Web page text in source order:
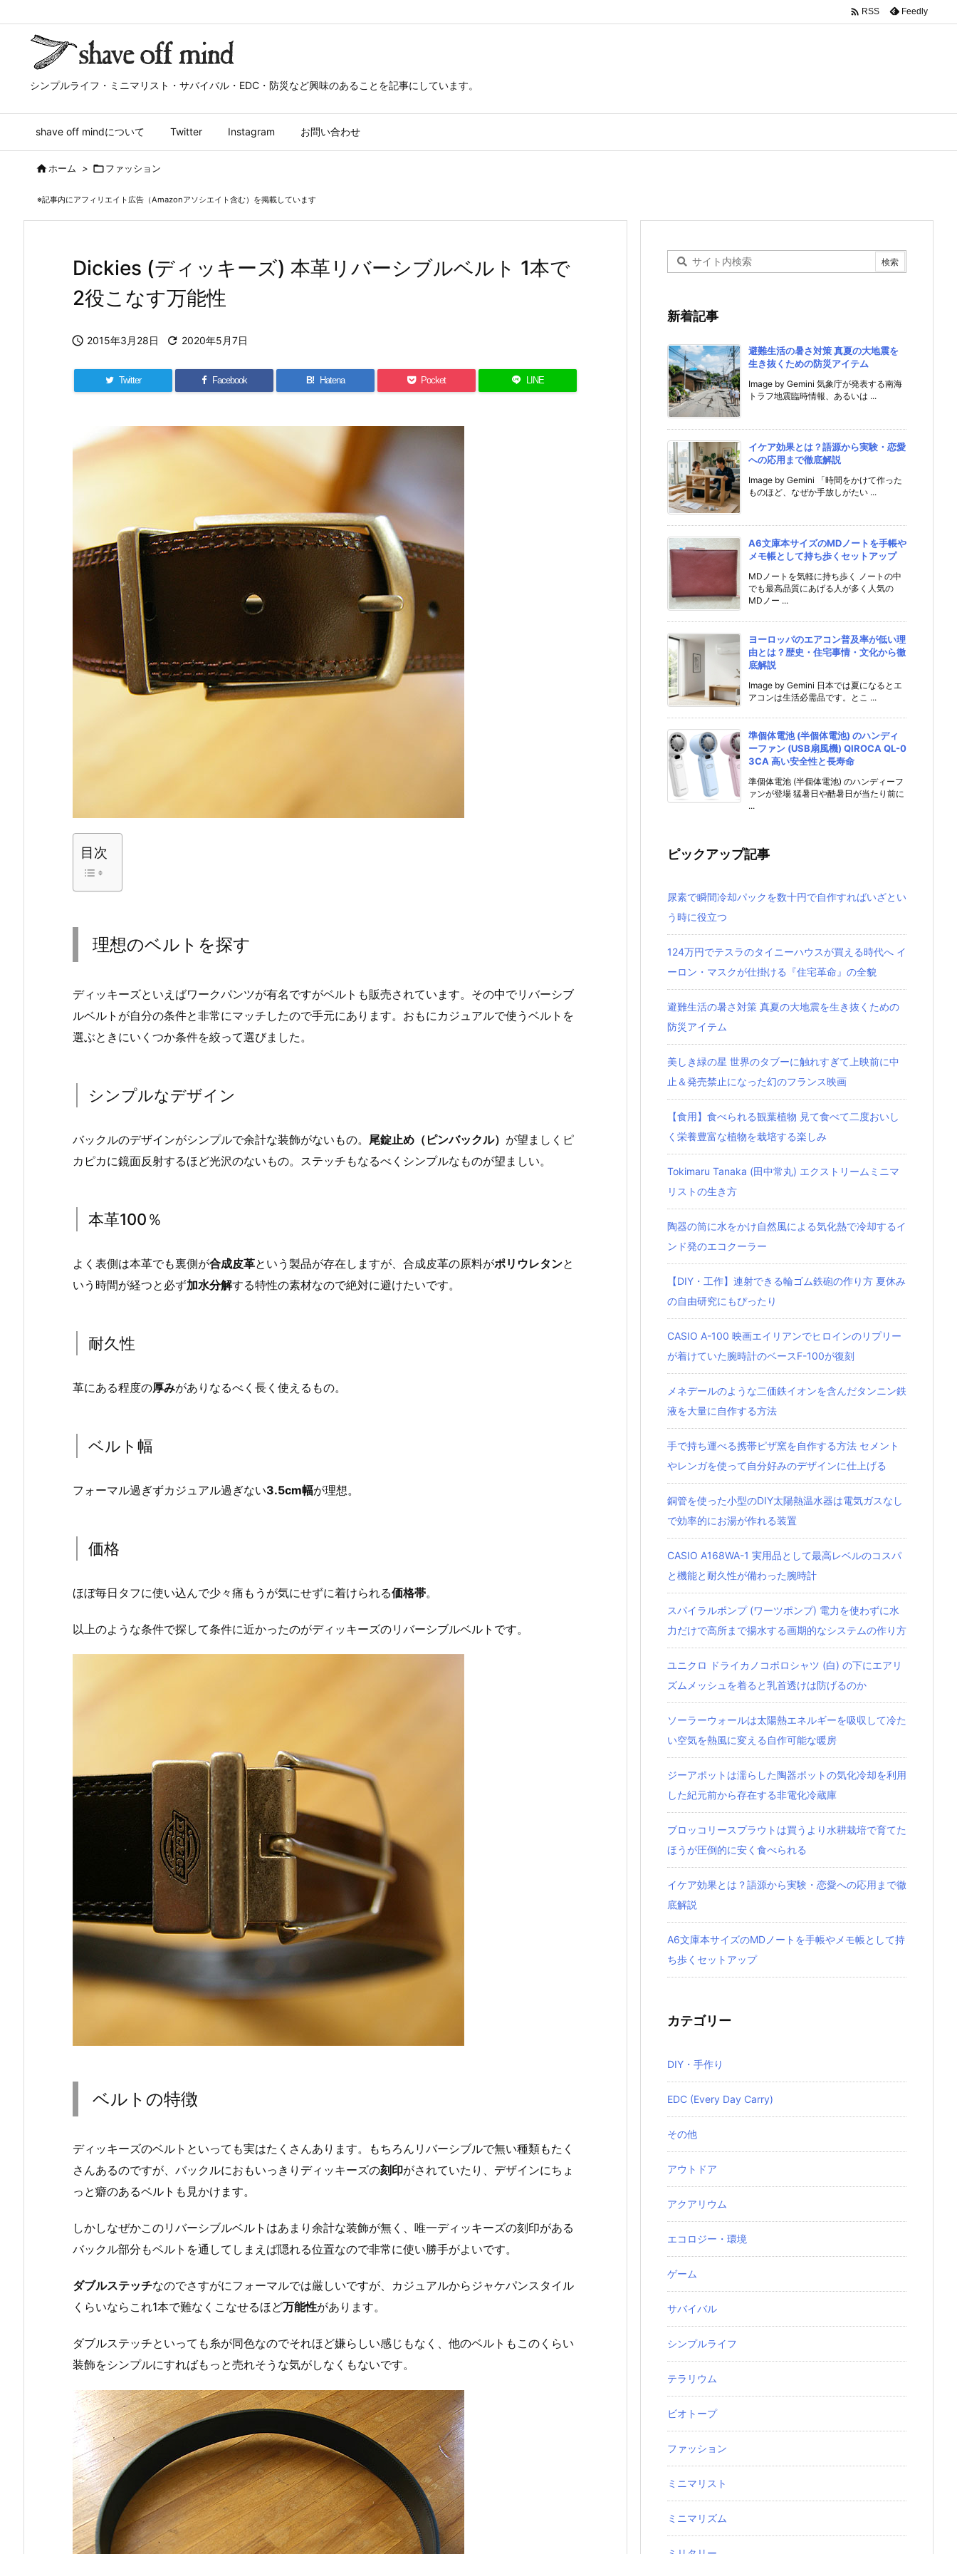
シンプルライフ・ミニマリスト・サバイバル・EDC・防災など興味のあることを記事にしています。
shave off mindについて Twitter Instagram お問い合わせ
 RSS Feedly
ホーム > ファッション
※記事内にアフィリエイト広告（Amazonアソシエイト含む）を掲載しています
Dickies (ディッキーズ) 本革リバーシブルベルト 1本で
2役こなす万能性
 2015年3月28日  2020年5月7日
Twitter Facebook B! Hatena Pocket LINE
目次
理想のベルトを探す
ディッキーズといえばワークパンツが有名ですがベルトも販売されています。その中でリバーシブ
ルベルトが自分の条件と非常にマッチしたので手元にあります。おもにカジュアルで使うベルトを
選ぶときにいくつか条件を絞って選びました。
シンプルなデザイン
バックルのデザインがシンプルで余計な装飾がないもの。 尾錠止め（ピンバックル） が望ましくピ
カピカに鏡面反射するほど光沢のないもの。ステッチもなるべくシンプルなものが望ましい。
本革100％
よく表側は本革でも裏側が合成皮革という製品が存在しますが、合成皮革の原料がポリウレタンと
いう時間が経つと必ず加水分解する特性の素材なので絶対に避けたいです。
耐久性
革にある程度の厚みがありなるべく長く使えるもの。
ベルト幅
フォーマル過ぎずカジュアル過ぎない3.5cm幅が理想。
価格
ほぼ毎日タフに使い込んで少々痛もうが気にせずに着けられる価格帯。
以上のような条件で探して条件に近かったのがディッキーズのリバーシブルベルトです。
ベルトの特徴
ディッキーズのベルトといっても実はたくさんあります。もちろんリバーシブルで無い種類もたく
さんあるのですが、バックルにおもいっきりディッキーズの刻印がされていたり、デザインにちょ
っと癖のあるベルトも見かけます。
しかしなぜかこのリバーシブルベルトはあまり余計な装飾が無く、唯一ディッキーズの刻印がある
バックル部分もベルトを通してしまえば隠れる位置なので非常に使い勝手がよいです。
ダブルステッチなのでさすがにフォーマルでは厳しいですが、カジュアルからジャケパンスタイル
くらいならこれ1本で難なくこなせるほど万能性があります。
ダブルステッチといっても糸が同色なのでそれほど嫌らしい感じもなく、他のベルトもこのくらい
装飾をシンプルにすればもっと売れそうな気がしなくもないです。
新着記事
避難生活の暑さ対策 真夏の大地震を
生き抜くための防災アイテム
Image by Gemini 気象庁が発表する南海
トラフ地震臨時情報、あるいは ...
イケア効果とは？語源から実験・恋愛
への応用まで徹底解説
Image by Gemini 「時間をかけて作った
ものほど、なぜか手放しがたい ...
A6文庫本サイズのMDノートを手帳や
メモ帳として持ち歩くセットアップ
MDノートを気軽に持ち歩く ノートの中
でも最高品質にあげる人が多く人気の
MDノー ...
ヨーロッパのエアコン普及率が低い理
由とは？歴史・住宅事情・文化から徹
底解説
Image by Gemini 日本では夏になるとエ
アコンは生活必需品です。とこ ...
準個体電池 (半個体電池) のハンディ
ーファン (USB扇風機) QIROCA QL-0
3CA 高い安全性と長寿命
準個体電池 (半個体電池) のハンディーフ
ァンが登場 猛暑日や酷暑日が当たり前に
...
ピックアップ記事
尿素で瞬間冷却パックを数十円で自作すればいざとい
う時に役立つ
124万円でテスラのタイニーハウスが買える時代へ イ
ーロン・マスクが仕掛ける『住宅革命』の全貌
避難生活の暑さ対策 真夏の大地震を生き抜くための
防災アイテム
美しき緑の星 世界のタブーに触れすぎて上映前に中
止＆発売禁止になった幻のフランス映画
【食用】食べられる観葉植物 見て食べて二度おいし
く栄養豊富な植物を栽培する楽しみ
Tokimaru Tanaka (田中常丸) エクストリームミニマ
リストの生き方
陶器の筒に水をかけ自然風による気化熱で冷却するイ
ンド発のエコクーラー
【DIY・工作】連射できる輪ゴム鉄砲の作り方 夏休み
の自由研究にもぴったり
CASIO A-100 映画エイリアンでヒロインのリプリー
が着けていた腕時計のベースF-100が復刻
メネデールのような二価鉄イオンを含んだタンニン鉄
液を大量に自作する方法
手で持ち運べる携帯ピザ窯を自作する方法 セメント
やレンガを使って自分好みのデザインに仕上げる
銅管を使った小型のDIY太陽熱温水器は電気ガスなし
で効率的にお湯が作れる装置
CASIO A168WA-1 実用品として最高レベルのコスパ
と機能と耐久性が備わった腕時計
スパイラルポンプ (ワーツポンプ) 電力を使わずに水
力だけで高所まで揚水する画期的なシステムの作り方
ユニクロ ドライカノコポロシャツ‎ (白) の下にエアリ
ズムメッシュを着ると乳首透けは防げるのか
ソーラーウォールは太陽熱エネルギーを吸収して冷た
い空気を熱風に変える自作可能な暖房
ジーアポットは濡らした陶器ポットの気化冷却を利用
した紀元前から存在する非電化冷蔵庫
ブロッコリースプラウトは買うより水耕栽培で育てた
ほうが圧倒的に安く食べられる
イケア効果とは？語源から実験・恋愛への応用まで徹
底解説
A6文庫本サイズのMDノートを手帳やメモ帳として持
ち歩くセットアップ
カテゴリー
DIY・手作り
EDC (Every Day Carry)
その他
アウトドア
アクアリウム
エコロジー・環境
ゲーム
サバイバル
シンプルライフ
テラリウム
ビオトープ
ファッション
ミニマリスト
ミニマリズム